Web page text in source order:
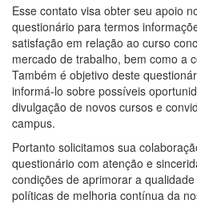
Esse contato visa obter seu apoio
questionário para termos
satisfação em relação ao curso
mercado de trabalho, bem como a
Também é objetivo deste
informá-lo sobre possíveis
divulgação de novos cursos e
campus.
Portanto solicitamos sua
questionário com atenção e
condições de aprimorar a
políticas de melhoria contínua da